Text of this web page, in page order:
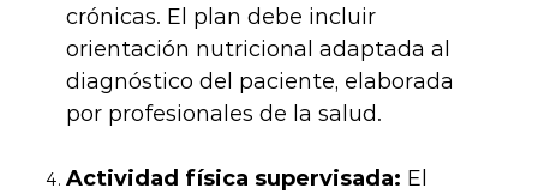
crónicas. El plan debe incluir
orientación nutricional adaptada al
diagnóstico del paciente, elaborada
por profesionales de la salud.
Actividad física supervisada: El